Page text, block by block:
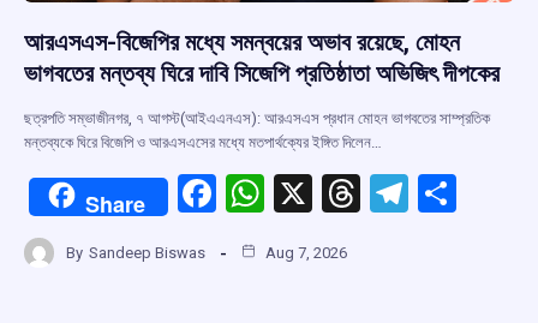
আরএসএস-বিজেপির মধ্যে সমন্বয়ের অভাব রয়েছে, মোহন
ভাগবতের মন্তব্য ঘিরে দাবি সিজেপি প্রতিষ্ঠাতা অভিজিৎ দীপকের
ছত্রপতি সম্ভাজীনগর, ৭ আগস্ট(আইএএনএস): আরএসএস প্রধান মোহন ভাগবতের সাম্প্রতিক
মন্তব্যকে ঘিরে বিজেপি ও আরএসএসের মধ্যে মতপার্থক্যের ইঙ্গিত দিলেন…
Share
F
ce
W
at
X
T
T
By Sandeep Biswas Aug 7, 2026